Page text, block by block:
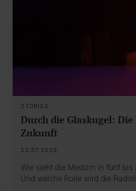
STORIES
Durch die Glaskugel:
Zukunft
22.07.2025
Wie sieht die Medizin in fünf bis
Und welche Rolle wird die